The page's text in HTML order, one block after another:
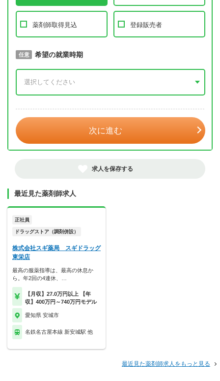
薬剤師取得見込 登録販売者
必須 取得予定年
任意 希望の就業時期
次に進む
求人を保存する
最近見た薬剤師求人
正社員
ドラッグストア（調剤併設）
株式会社スギ薬局 スギドラッグ
東栄店
最高の服薬指導は、最高の休息か
ら。年2回の4連休、…
【月収】27.0万円以上 【年
収】400万円～740万円モデル
愛知県 安城市
名鉄名古屋本線 新安城駅 他
最近見た薬剤師求人をもっと見る